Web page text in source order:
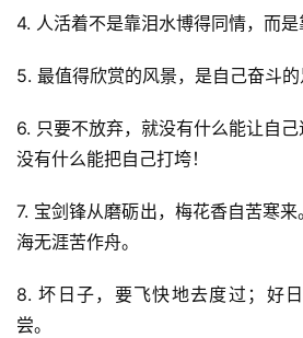
4. 人活着不是靠泪水博得同情，而是
5. 最值得欣赏的风景，是自己奋斗的
6. 只要不放弃，就没有什么能让自
没有什么能把自己打垮！
7. 宝剑锋从磨砺出，梅花香自苦寒
海无涯苦作舟。
8. 坏日子，要飞快地去度过；好
尝。